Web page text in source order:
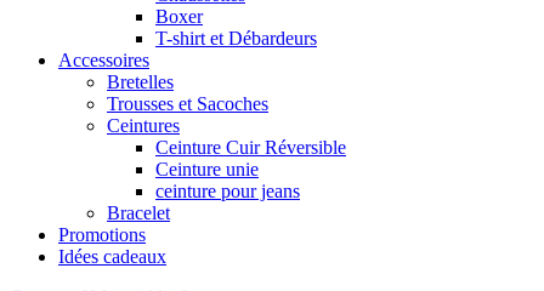
Boxer
T-shirt et Débardeurs
Accessoires
Bretelles
Trousses et Sacoches
Ceintures
Ceinture Cuir Réversible
Ceinture unie
ceinture pour jeans
Bracelet
Promotions
Idées cadeaux